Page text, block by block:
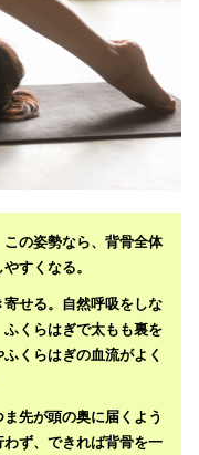
の姿勢なら、背骨全体
すくなる。
せる。自然呼吸をしな
くらはぎで太もも裏を
くらはぎの血流がよく
先が頭の奥に届くよう
ず、できれば背骨を一